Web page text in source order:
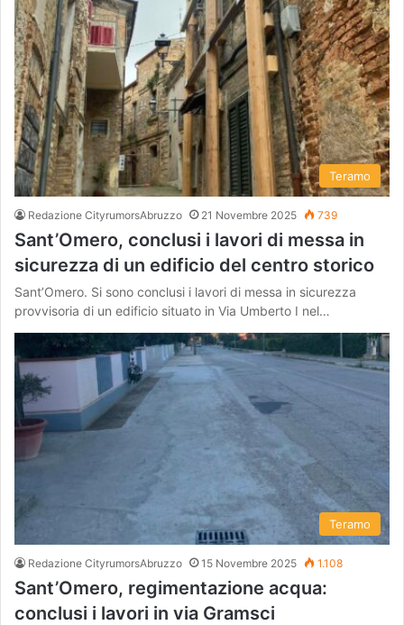
Teramo
Redazione CityrumorsAbruzzo 21 Novembre 2025 739
Sant’Omero, conclusi i lavori di messa in
sicurezza di un edificio del centro storico
Sant’Omero. Si sono conclusi i lavori di messa in sicurezza
provvisoria di un edificio situato in Via Umberto I nel…
Teramo
Redazione CityrumorsAbruzzo 15 Novembre 2025 1.108
Sant’Omero, regimentazione acqua:
conclusi i lavori in via Gramsci